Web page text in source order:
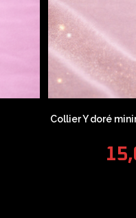
Collier Y doré